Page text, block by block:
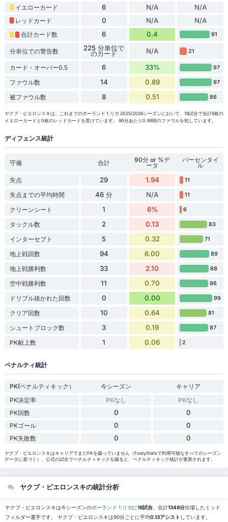
イエローカード 6 N/A N/A
レッドカード 0 N/A N/A
合計カード数 6 0.4 91
分単位での警告数 225 分単位で
のカード N/A 21
カード・オーバー0.5 6 33% 97
ファウル数 14 0.89 97
被ファウル数 8 0.51 86
ヤクブ・ビエロンスキは、これまでのポーランド 1.リガ 2025/2026シーズンにおいて、18試合で合計6枚の
イエローカードと0枚のレッドカードを受けています。 90分あたり0.89回のファウルを犯しています。
ディフェンス統計
守備 合計 90分 or %デ
ータ
パーセンタイ
ル
失点
29 1.94 11
失点までの平均時間 46 分 N/A 11
クリーンシート 1 6% 6
タックル数 2 0.13 83
インターセプト 5 0.32 71
地上戦回数 94 6.00 89
地上戦勝利数 33 2.10 88
空中戦勝利数 11 0.70 86
ドリブル抜かれた回数 0 0.00 99
クリア回数 10 0.64 81
シュートブロック数 3 0.19 87
PK献上数 1 0.06 2
ペナルティ統計
PK(ペナルティキック） 今シーズン
キャリア
PK決定率
PKなし
PKなし
PK回数
0 0
PKゴール 0 0
PK失敗数 0 0
ヤクブ・ビエロンスキはキャリアでまだPKを蹴っていません（FootyStatsで利用可能なすべてのシーズン
データに基づく）。公式の試合でペナルティキックを蹴ると、ペナルティキック統計が更新されます。
ヤクブ・ビエロンスキの統計分析
ヤクブ・ビエロンスキは今シーズンのポーランド 1.リガに18試合、合計1348分出場したミッド
フィルダー選手です。 ヤクブ・ビエロンスキは90分ごとに平均0.13アシスト しています。